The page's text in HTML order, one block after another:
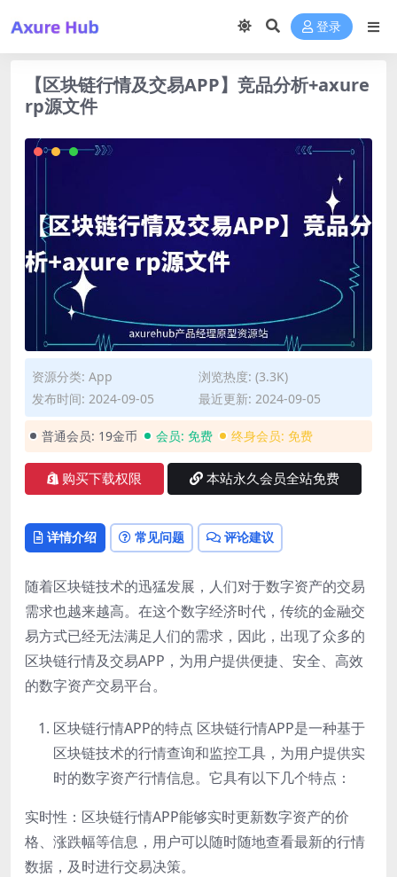
登录
【区块链行情及交易APP】竞品分析+axure
rp源文件
资源分类: App
浏览热度: (3.3K)
发布时间: 2024-09-05
最近更新: 2024-09-05
普通会员: 19金币 会员: 免费 终身会员: 免费
购买下载权限 本站永久会员全站免费
详情介绍 常见问题 评论建议
随着区块链技术的迅猛发展，人们对于数字资产的交易
需求也越来越高。在这个数字经济时代，传统的金融交
易方式已经无法满足人们的需求，因此，出现了众多的
区块链行情及交易APP，为用户提供便捷、安全、高效
的数字资产交易平台。
区块链行情APP的特点 区块链行情APP是一种基于
区块链技术的行情查询和监控工具，为用户提供实
时的数字资产行情信息。它具有以下几个特点：
实时性：区块链行情APP能够实时更新数字资产的价
格、涨跌幅等信息，用户可以随时随地查看最新的行情
数据，及时进行交易决策。